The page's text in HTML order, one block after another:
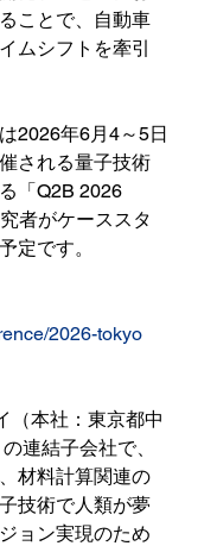
ことで、自動車
ムシフトを牽引
2026年6月4～5日
される量子技術
「Q2B 2026
者がケーススタ
定です。
2026-tokyo
（本社：東京都中
連結子会社で、
材料計算関連の
技術で人類が夢
ョン実現のため